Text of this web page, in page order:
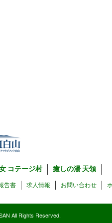
コテージ村 癒しの湯 天領
告書 求人情報 お問い合わせ
All Rights Reserved.